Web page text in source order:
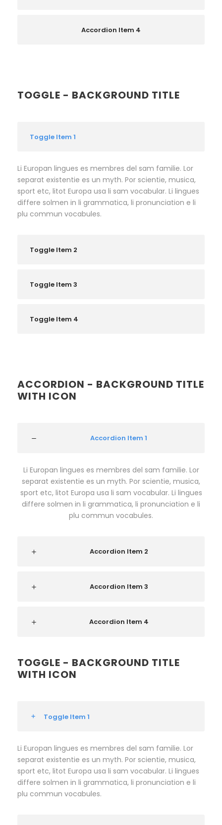
Accordion Item 4
TOGGLE - BACKGROUND TITLE
Toggle Item 1
Li Europan lingues es membres del sam familie. Lor
separat existentie es un myth. Por scientie, musica,
sport etc, litot Europa usa li sam vocabular. Li lingues
differe solmen in li grammatica, li pronunciation e li
plu commun vocabules.
Toggle Item 2
Toggle Item 3
Toggle Item 4
ACCORDION - BACKGROUND TITLE
WITH ICON
Accordion Item 1
Li Europan lingues es membres del sam familie. Lor
separat existentie es un myth. Por scientie, musica,
sport etc, litot Europa usa li sam vocabular. Li lingues
differe solmen in li grammatica, li pronunciation e li
plu commun vocabules.
Accordion Item 2
Accordion Item 3
Accordion Item 4
TOGGLE - BACKGROUND TITLE
WITH ICON
Toggle Item 1
Li Europan lingues es membres del sam familie. Lor
separat existentie es un myth. Por scientie, musica,
sport etc, litot Europa usa li sam vocabular. Li lingues
differe solmen in li grammatica, li pronunciation e li
plu commun vocabules.